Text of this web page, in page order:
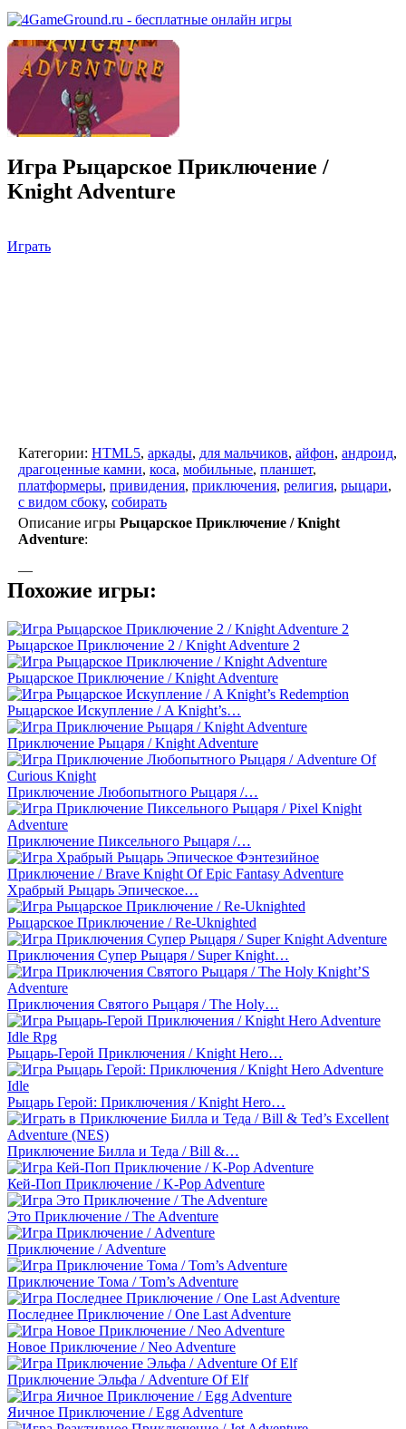
Игра Рыцарское Приключение /
Knight Adventure
Играть
Категории: HTML5, аркады, для мальчиков, айфон, андроид,
драгоценные камни, коса, мобильные, планшет,
платформеры, привидения, приключения, религия, рыцари,
с видом сбоку, собирать
Описание игры Рыцарское Приключение / Knight
Adventure:
—
Похожие игры:
Рыцарское Приключение 2 / Knight Adventure 2
Рыцарское Приключение / Knight Adventure
Рыцарское Искупление / A Knight’s…
Приключение Рыцаря / Knight Adventure
Приключение Любопытного Рыцаря /…
Приключение Пиксельного Рыцаря /…
Храбрый Рыцарь Эпическое…
Рыцарское Приключение / Re-Uknighted
Приключения Супер Рыцаря / Super Knight…
Приключения Святого Рыцаря / The Holy…
Рыцарь-Герой Приключения / Knight Hero…
Рыцарь Герой: Приключения / Knight Hero…
Приключение Билла и Теда / Bill &…
Кей-Поп Приключение / K-Pop Adventure
Это Приключение / The Adventure
Приключение / Adventure
Приключение Тома / Tom’s Adventure
Последнее Приключение / One Last Adventure
Новое Приключение / Neo Adventure
Приключение Эльфа / Adventure Of Elf
Яичное Приключение / Egg Adventure